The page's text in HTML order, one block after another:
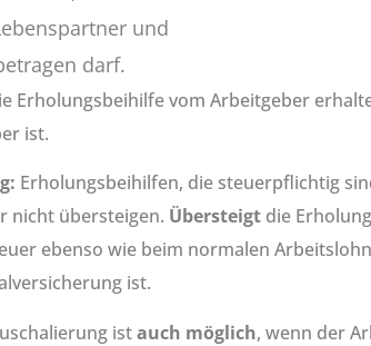
und
darf.
Erholungsbeihilfe vom Arbeitgeber
ist.
Erholungsbeihilfen, die steuerpflichtig
nicht übersteigen. Übersteigt die
ebenso wie beim normalen
ist.
istauch möglich, wenn der